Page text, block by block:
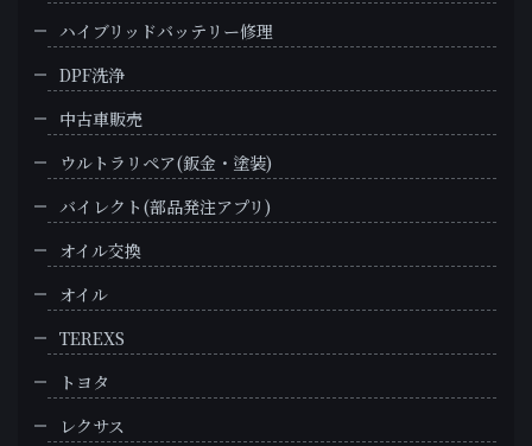
ハイブリッドバッテリー修理
DPF洗浄
中古車販売
ウルトラリペア(鈑金・塗装)
バイレクト(部品発注アプリ)
オイル交換
オイル
TEREXS
トヨタ
レクサス